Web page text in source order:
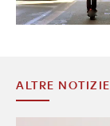
ALTRE NOTIZIE